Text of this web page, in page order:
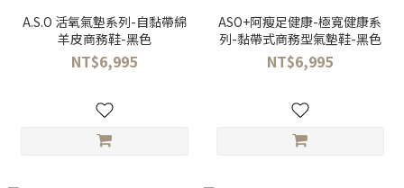
A.S.O 活氧氣墊系列-自黏帶綿
羊皮商務鞋-黑色
NT$6,995
ASO+阿瘦足健康-極寬健康系
列-黏帶式商務型氣墊鞋-黑色
NT$6,995